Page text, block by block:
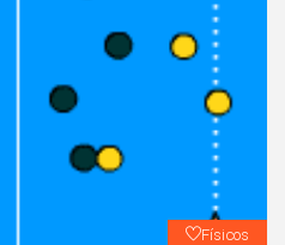
Físicos